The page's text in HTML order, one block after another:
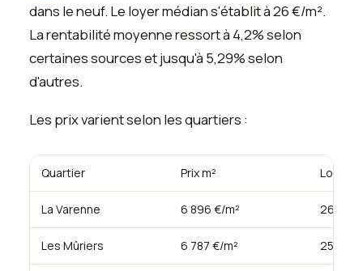
dans le neuf. Le loyer médian s'établit à 26 €/m².
La rentabilité moyenne ressort à 4,2% selon
certaines sources et jusqu'à 5,29% selon
d'autres.
Les prix varient selon les quartiers :
Quartier Prix m² Loyer
La Varenne 6 896 €/m² 26 €/m²
Les Mûriers 6 787 €/m² 25 €/m²